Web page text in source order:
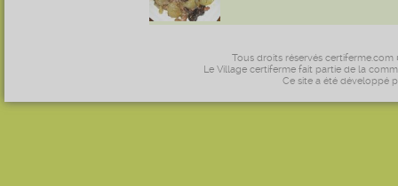
Tous droits réservés certiferme.com
Le Village certiferme fait partie de la
Ce site a été développé